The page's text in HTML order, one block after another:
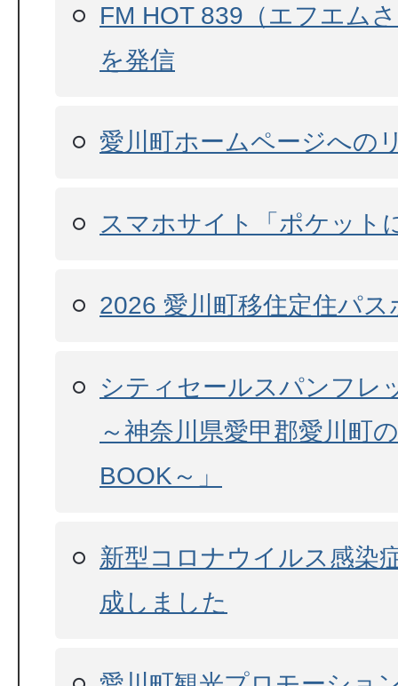
FM HOT 839（エフエム
を発信
愛川町ホームページへの
スマホサイト「ポケット
2026 愛川町移住定住パス
シティセールスパンフレ
～神奈川県愛甲郡愛川町
BOOK～」
新型コロナウイルス感染
成しました